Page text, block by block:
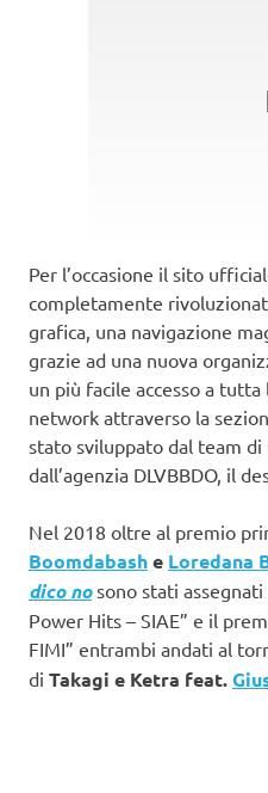
Per l’occasione il sito
completamente
grafica, una navigazione
grazie ad una nuova
un più facile accesso a
network attraverso la
stato sviluppato dal team
dall’agenzia DLVBBDO, il
Nel 2018 oltre al premio
Boomdabashe Loredana
dico nosono stati assegnati
Power Hits – SIAE” e il
FIMI” entrambi andati al
di Takagi e Ketra feat.